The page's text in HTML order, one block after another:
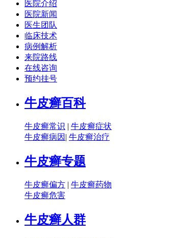
医院介绍
医院新闻
医生团队
临床技术
病例解析
来院路线
在线咨询
预约挂号
牛皮癣百科
牛皮癣常识 | 牛皮癣症状
牛皮癣病因 | 牛皮癣治疗
牛皮癣专题
牛皮癣偏方 | 牛皮癣药物
牛皮癣危害
牛皮癣人群